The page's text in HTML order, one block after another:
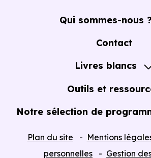
Qui sommes-nous ?
A propos
Contact
Livres blancs
Guide de l'Achat immobilier
Outils et
Notre sélection de
Plan du site Mentions
personnelles
Gestion